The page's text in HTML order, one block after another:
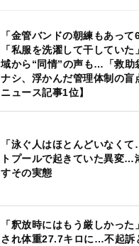
「金管バンドの朝練もあって
「私服を洗濯して干してい
域から“同情”の声も…「救助
ナシ、浮かんだ管理体制の盲
ニュース記事1位】
「泳ぐ人はほとんどいなく
トプールで起きていた異変…
すその実態
「釈放時にはもう厳しかっ
され体重27.7キロに…不起訴